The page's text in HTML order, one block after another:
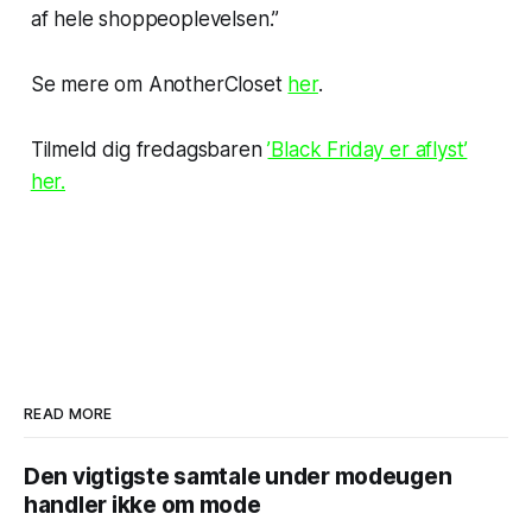
af hele shoppeoplevelsen.”
Se mere om AnotherCloset her.
Tilmeld dig fredagsbaren’Black Friday er aflyst’
her.
READ MORE
Den vigtigste samtale under modeugen
handler ikke om mode